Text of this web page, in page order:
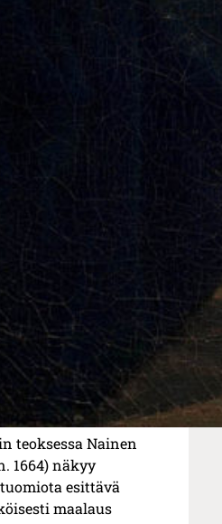
teoksessa Nainen
1664) näkyy
esittävä
maalaus